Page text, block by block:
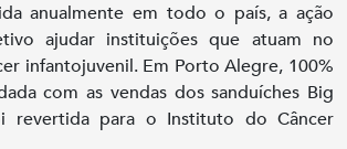
anualmente em todo o país, a ação
ajudar instituições que atuam no
infantojuvenil. Em Porto Alegre, 100%
com as vendas dos sanduíches Big
revertida para o Instituto do Câncer